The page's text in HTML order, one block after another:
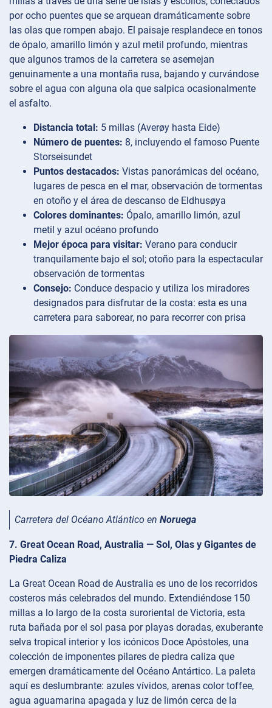
por ocho puentes que se arquean dramáticamente sobre
las olas que rompen abajo. El paisaje resplandece en tonos
de ópalo, amarillo limón y azul metil profundo, mientras
que algunos tramos de la carretera se asemejan
genuinamente a una montaña rusa, bajando y curvándose
sobre el agua con alguna ola que salpica ocasionalmente
el asfalto.
Distancia total: 5 millas (Averøy hasta Eide)
Número de puentes: 8, incluyendo el famoso Puente
Storseisundet
Puntos destacados: Vistas panorámicas del océano,
lugares de pesca en el mar, observación de tormentas
en otoño y el área de descanso de Eldhusøya
Colores dominantes: Ópalo, amarillo limón, azul
metil y azul océano profundo
Mejor época para visitar: Verano para conducir
tranquilamente bajo el sol; otoño para la espectacular
observación de tormentas
Consejo: Conduce despacio y utiliza los miradores
designados para disfrutar de la costa: esta es una
carretera para saborear, no para recorrer con prisa
Carretera del Océano Atlántico en Noruega
7. Great Ocean Road, Australia — Sol, Olas y Gigantes de
Piedra Caliza
La Great Ocean Road de Australia es uno de los recorridos
costeros más celebrados del mundo. Extendiéndose 150
millas a lo largo de la costa suroriental de Victoria, esta
ruta bañada por el sol pasa por playas doradas, exuberante
selva tropical interior y los icónicos Doce Apóstoles, una
colección de imponentes pilares de piedra caliza que
emergen dramáticamente del Océano Antártico. La paleta
aquí es deslumbrante: azules vívidos, arenas color toffee,
agua aguamarina apagada y luz de limón cerca de la